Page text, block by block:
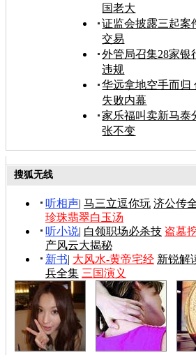
国老大
证监会披露三起案
交易
外管局召集28家银
违规
华远拿地空手而归
失败内幕
家乐福叫卖新马泰
张不变
搜狐无线
听相声| 马三立逗你玩 济公传
珍珠翡翠白玉汤
听小说| 白领职场必杀技 盗墓
产风云大揭秘
新书| 大风水-黄帝宅经 新锐解
兵全集 三国演义